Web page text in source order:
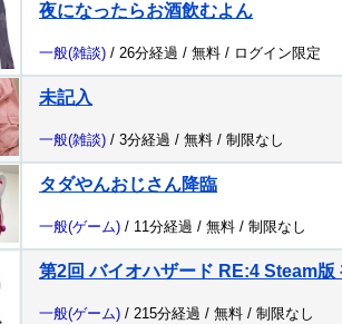
夜になったらお酒飲むよん
一般(雑談) / 26分経過 / 無料 / ログイン限定
未記入
一般(雑談) / 3分経過 / 無料 / 制限なし
タダやんおじさん降臨
一般(ゲーム) / 11分経過 / 無料 / 制限なし
第2回 バイオハザード RE:4 Steam版
一般(ゲーム) / 215分経過 / 無料 / 制限なし